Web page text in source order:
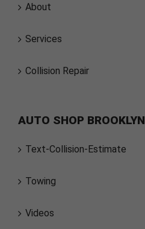
About
Services
Collision Repair
AUTO SHOP BROOKLYN
Text-Collision-Estimate
Towing
Videos